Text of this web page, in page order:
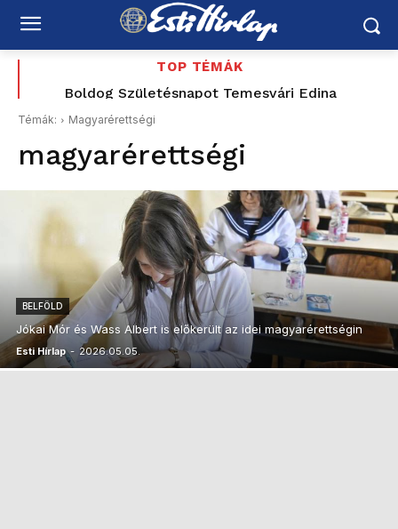
TOP TÉMÁK
Boldog Születésnapot Temesvári Edina
Boldog Születésnapot Gál Boglárka
Témák: Magyarérettségi
magyarérettségi
BELFÖLD
Jókai Mór és Wass Albert is előkerült az idei magyarérettségin
Esti Hírlap - 2026.05.05.